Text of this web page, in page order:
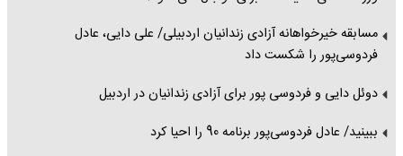
مسابقه خیرخواهانه آزادی زندانیان اردبیلی/ علی دایی، عادل
فردوسی‌پور را شکست داد
دوئل دایی و فردوسی پور برای آزادی زندانیان در اردبیل
ببینید/ عادل فردوسی‌پور برنامه 90 را احیا کرد